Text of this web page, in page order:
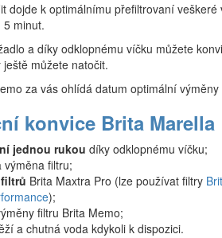
dojde k optimálnímu přefiltrovaní
minut.
a díky odklopnému víčku můžete
můžete natočit.
za vás ohlídá datum optimální výměny
konvice Brita Marella
jednou rukou díky odklopnému víčku;
výměna filtru;
Brita Maxtra Pro (lze používat filtry
);
filtru Brita Memo;
a chutná voda kdykoli k dispozici.